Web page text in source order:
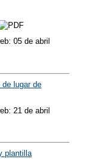
05 de abril
lugar de
21 de abril
plantilla